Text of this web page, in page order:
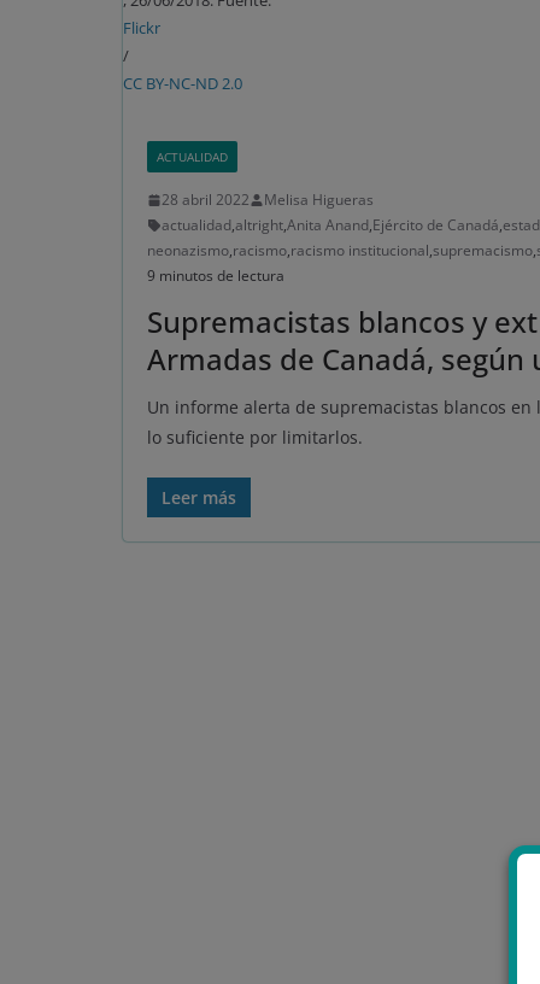
Flickr
/
CC BY-NC-ND 2.0
ACTUALIDAD
28 abril 2022
Melisa Higueras
actualidad,altright,Anita Anand,Ejército de Canadá,
neonazismo,racismo,racismo institucional,supremacismo,
9 minutos de lectura
Supremacistas blancos y
Armadas de Canadá,
Un informe alerta de supremacistas blancos
lo suficiente por limitarlos.
Leer más